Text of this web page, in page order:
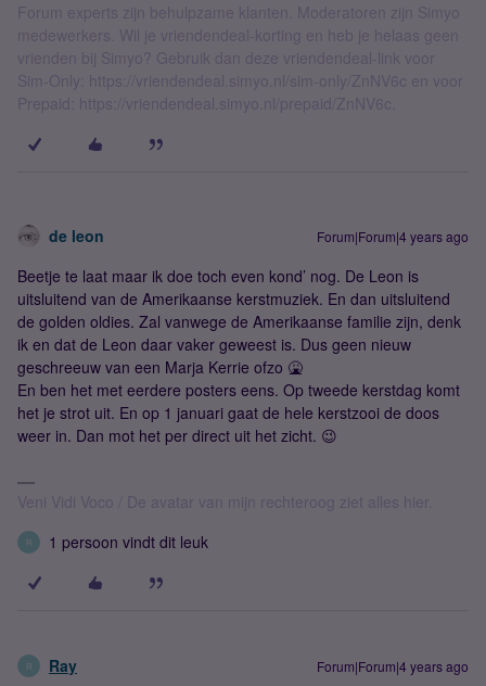
Forum experts zijn behulpzame klanten. Moderatoren zijn Simyo
medewerkers. Wil je vriendendeal-korting en heb je helaas geen
vrienden bij Simyo? Gebruik dan deze vriendendeal-link voor
Sim-Only: https://vriendendeal.simyo.nl/sim-only/ZnNV6c en voor
Prepaid: https://vriendendeal.simyo.nl/prepaid/ZnNV6c.
de leon Forum|Forum|4 years ago
Beetje te laat maar ik doe toch even kond’ nog. De Leon is
uitsluitend van de Amerikaanse kerstmuziek. En dan uitsluitend
de golden oldies. Zal vanwege de Amerikaanse familie zijn, denk
ik en dat de Leon daar vaker geweest is. Dus geen nieuw
geschreeuw van een Marja Kerrie ofzo 🤮
En ben het met eerdere posters eens. Op tweede kerstdag komt
het je strot uit. En op 1 januari gaat de hele kerstzooi de doos
weer in. Dan mot het per direct uit het zicht. 😉
Veni Vidi Voco / De avatar van mijn rechteroog ziet alles hier.
R 1 persoon vindt dit leuk
R Ray Forum|Forum|4 years ago